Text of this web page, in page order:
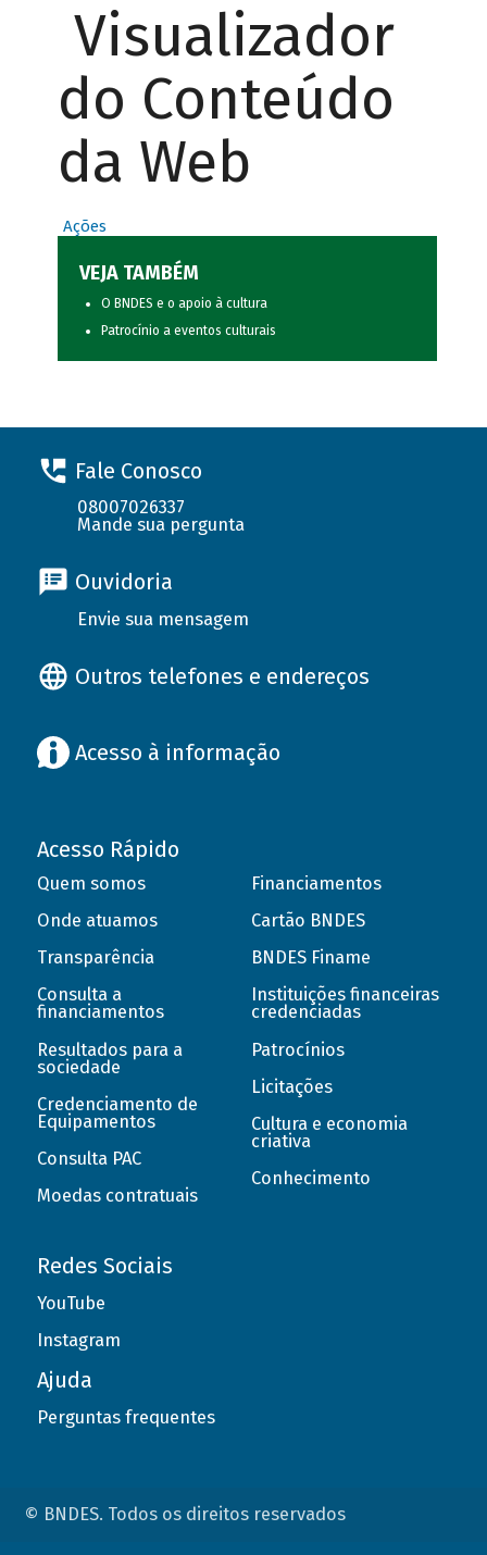
Visualizador
do Conteúdo
da Web
Ações
VEJA TAMBÉM
O BNDES e o apoio à cultura
Patrocínio a eventos culturais
Fale Conosco
08007026337
Mande sua pergunta
Ouvidoria
Envie sua mensagem
Outros telefones e endereços
Acesso à informação
Acesso Rápido
Quem somos
Onde atuamos
Transparência
Consulta a
financiamentos
Resultados para a
sociedade
Credenciamento de
Equipamentos
Consulta PAC
Moedas contratuais
Financiamentos
Cartão BNDES
BNDES Finame
Instituições financeiras
credenciadas
Patrocínios
Licitações
Cultura e economia
criativa
Conhecimento
Redes Sociais
YouTube
Instagram
Ajuda
Perguntas frequentes
© BNDES. Todos os direitos reservados